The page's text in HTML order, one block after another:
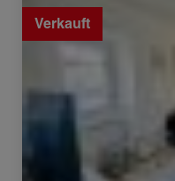
Verkauft